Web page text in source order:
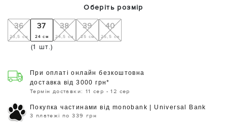
Оберіть розмір
36
23,5 см
37
24 см
(1 шт.)
38
24,5 см
39
25 см
40
25,5 см
При оплаті онлайн безкоштовна
доставка від 3000 грн*
Термін доставки: 11 сер - 12 сер
Покупка частинами від monobank | Universal Bank
3 платежі по 339 грн